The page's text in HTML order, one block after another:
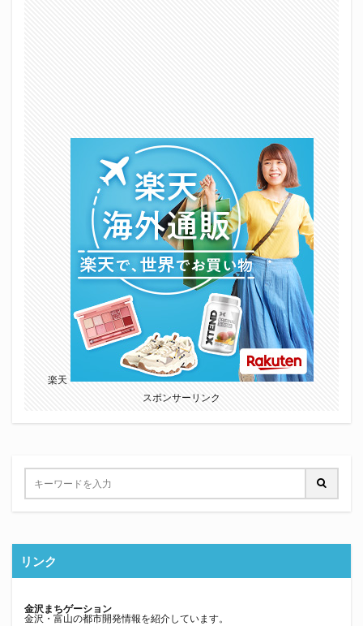
楽天
スポンサーリンク
リンク
金沢まちゲーション
金沢・富山の都市開発情報を紹介しています。